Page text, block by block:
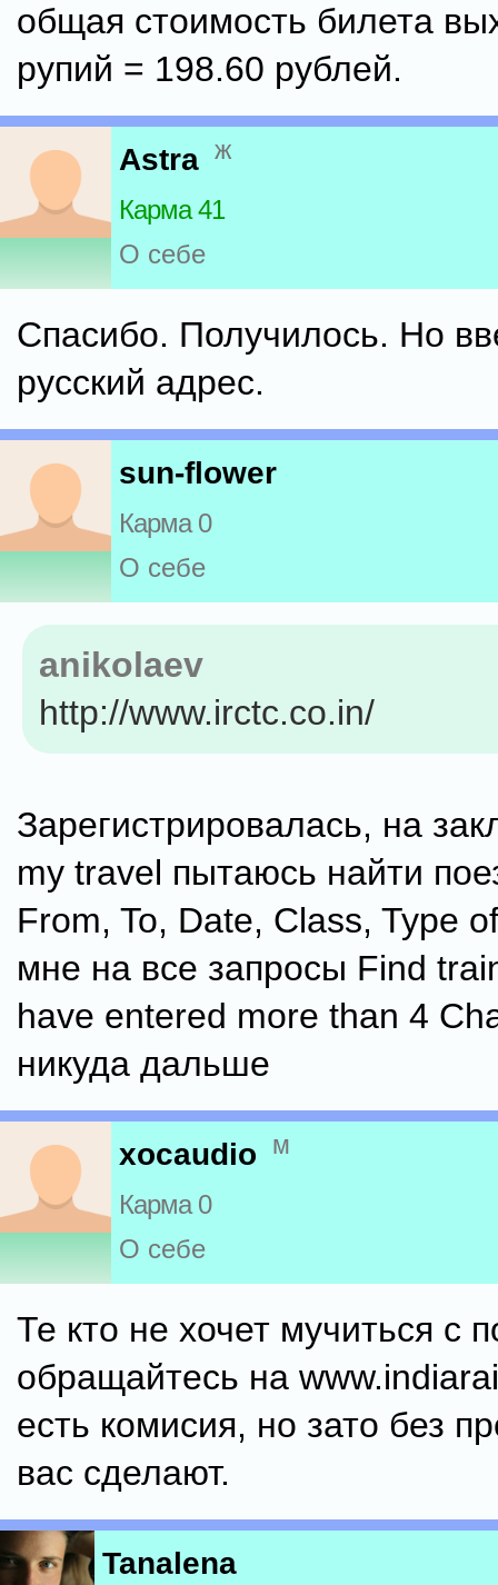
общая стоимость билета
рупий = 198.60 рублей.
Astra ж
Карма 41
О себе
Спасибо. Получилось. Но
русский адрес.
sun-flower
Карма 0
О себе
anikolaev
http://www.irctc.co.in/
Зарегистрировалась, на
my travel пытаюсь найти
From, To, Date, Class, Type
мне на все запросы Find
have entered more than 4
никуда дальше
xocaudio м
Карма 0
О себе
Те кто не хочет мучиться с
обращайтесь на
есть комисия, но зато без
вас сделают.
Tanalena